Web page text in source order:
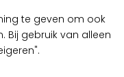
te geven om ook
Bij gebruik van alleen